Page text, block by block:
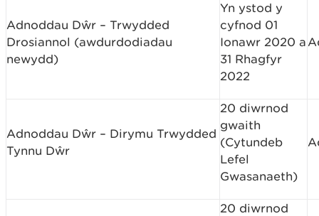
Adnoddau Dŵr – Trwydded
Drosiannol (awdurdodiadau
newydd)
Yn ystod y
cyfnod 01
Ionawr 2020 a
31 Rhagfyr
2022
Adnoddau Dŵr – Dirymu Trwydded
Tynnu Dŵr
20 diwrnod
gwaith
(Cytundeb
Lefel
Gwasanaeth)
20 diwrnod